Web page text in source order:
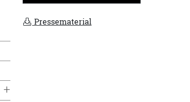
+
Pressematerial